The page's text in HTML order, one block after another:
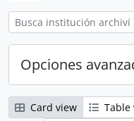
Opciones
Card view
Table